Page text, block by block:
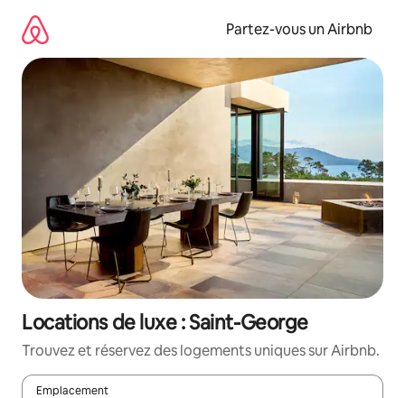
directement
contenu
Partez-vous un Airbnb
Locations de luxe : Saint-George
Trouvez et réservez des logements uniques sur Airbnb.
Emplacement